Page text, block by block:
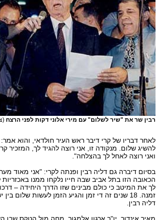
רבין שר את "שיר לשלום" עם מירי אלוני דקות לפני הרצח
לאחר דבריו של קרי דיבר ראש העיר חולדאי, והוא
להשיג שלום. מנקודה זו, אני רוצה להגיד לך, המזכיר
ואני רוצה לאחל לך בהצלחה".
בסיום דיברה גם דליה רבין ופנתה לקרי: "אני מאוד
לך את המיטב כי כולם מבינים שזו הדרך היחידה –
זמנה. 18 שנים זה די זמן והגיע הזמן לעשות שלום
דליה רבין.
מאיר אינדור, יו"ר ארגון אלמגור, מחה מול הטקס שבו